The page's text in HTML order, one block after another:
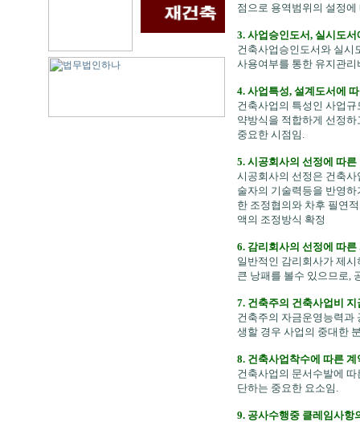
점으로 용역범위의 설정
3. 사업승인도서, 실시도
건축사업승인도서와 실시
사용여부를 통한 유지관
4. 사업특성, 설계도서에
건축사업의 특성인 사업
약방식을 적합하게 선정
중요한 시점임.
5. 시공회사의 선정에 따
시공회사의 선정은 건축
술자의 기술력등을 반영
한 조정협의와 차후 필연
액의 조정방식 확정
6. 감리회사의 선정에 따
일반적인 감리회사가 제
큰 낭패를 볼수 있으므로,
7. 건축주의 건축사업비
건축주의 자금운영능력과
생할 경우 사업의 중대한
8. 건축사업착수에 따른
건축사업의 문서수발에
단하는 중요한 요소임.
9. 공사수행중 클레임사항